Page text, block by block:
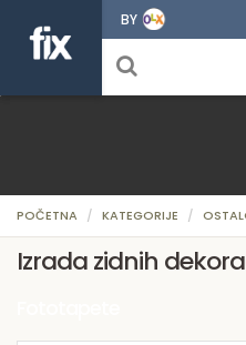
BY
POČETNA KATEGORIJE
Izrada zidnih